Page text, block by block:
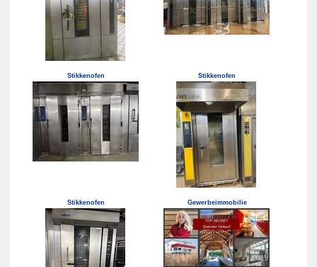
Stikkenofen Stikkenofen
Stikkenofen Gewerbeimmobilie